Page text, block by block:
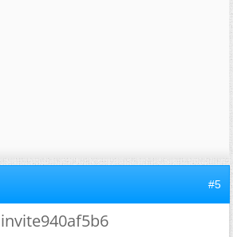
#5
invite940af5b6